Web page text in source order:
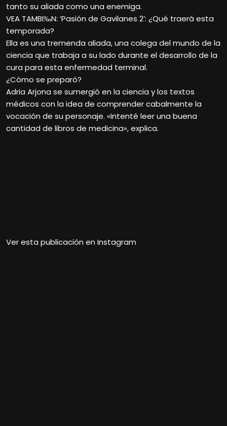
tanto su aliada como una enemiga.
VEA TAMBI‰N: ‘Pasión de Gavilanes 2’: ¿Qué traerá esta
temporada?
Ella es una tremenda aliada, una colega del mundo de la
ciencia que trabaja a su lado durante el desarrollo de la
cura para esta enfermedad terminal.
¿Cómo se preparó?
Adria Arjona se sumergió en la ciencia y los textos
médicos con la idea de comprender cabalmente la
vocación de su personaje. «Intenté leer una buena
cantidad de libros de medicina», explica.
Ver esta publicación en Instagram